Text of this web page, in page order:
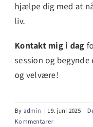
hjælpe dig med at
liv.
Kontakt mig i dag
session og
og velvære!
By admin | 19. juni 2025 |
Kommentarer